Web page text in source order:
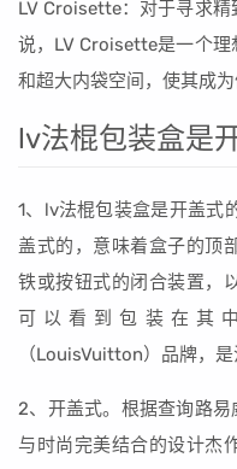
LV Croisette：对于寻求
说，LV Croisette是一个理
和超大内袋空间，使其成为
lv法棍包装盒是
1、lv法棍包装盒是开盖式
盖式的，意味着盒子的顶
铁或按钮式的闭合装置，
可以看到包装在其
（LouisVuitton）品牌，
2、开盖式。根据查询路
与时尚完美结合的设计杰